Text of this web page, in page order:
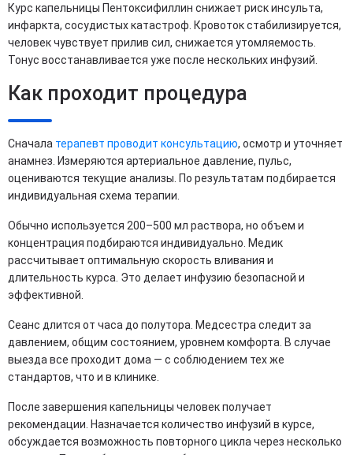
Курс капельницы Пентоксифиллин снижает риск инсульта,
инфаркта, сосудистых катастроф. Кровоток стабилизируется,
человек чувствует прилив сил, снижается утомляемость.
Тонус восстанавливается уже после нескольких инфузий.
Как проходит процедура
Сначала терапевт проводит консультацию, осмотр и уточняет
анамнез. Измеряются артериальное давление, пульс,
оцениваются текущие анализы. По результатам подбирается
индивидуальная схема терапии.
Обычно используется 200–500 мл раствора, но объем и
концентрация подбираются индивидуально. Медик
рассчитывает оптимальную скорость вливания и
длительность курса. Это делает инфузию безопасной и
эффективной.
Сеанс длится от часа до полутора. Медсестра следит за
давлением, общим состоянием, уровнем комфорта. В случае
выезда все проходит дома — с соблюдением тех же
стандартов, что и в клинике.
После завершения капельницы человек получает
рекомендации. Назначается количество инфузий в курсе,
обсуждается возможность повторного цикла через несколько